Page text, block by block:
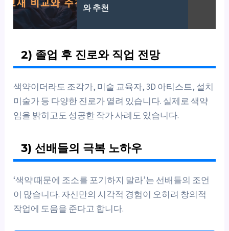
와 추천
2) 졸업 후 진로와 직업 전망
색약이더라도 조각가, 미술 교육자, 3D 아티스트, 설치
미술가 등 다양한 진로가 열려 있습니다. 실제로 색약
임을 밝히고도 성공한 작가 사례도 있습니다.
3) 선배들의 극복 노하우
‘색약 때문에 조소를 포기하지 말라’는 선배들의 조언
이 많습니다. 자신만의 시각적 경험이 오히려 창의적
작업에 도움을 준다고 합니다.